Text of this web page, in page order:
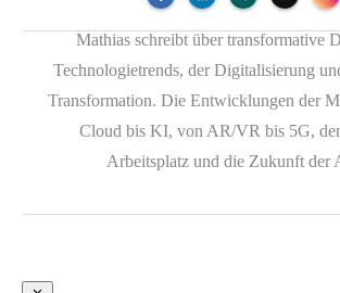
Mathias schreibt über transformative
Technologietrends, der Digitalisierung
Transformation. Die Entwicklungen der
Cloud bis KI, von AR/VR bis 5G,
Arbeitsplatz und die Zukunft der